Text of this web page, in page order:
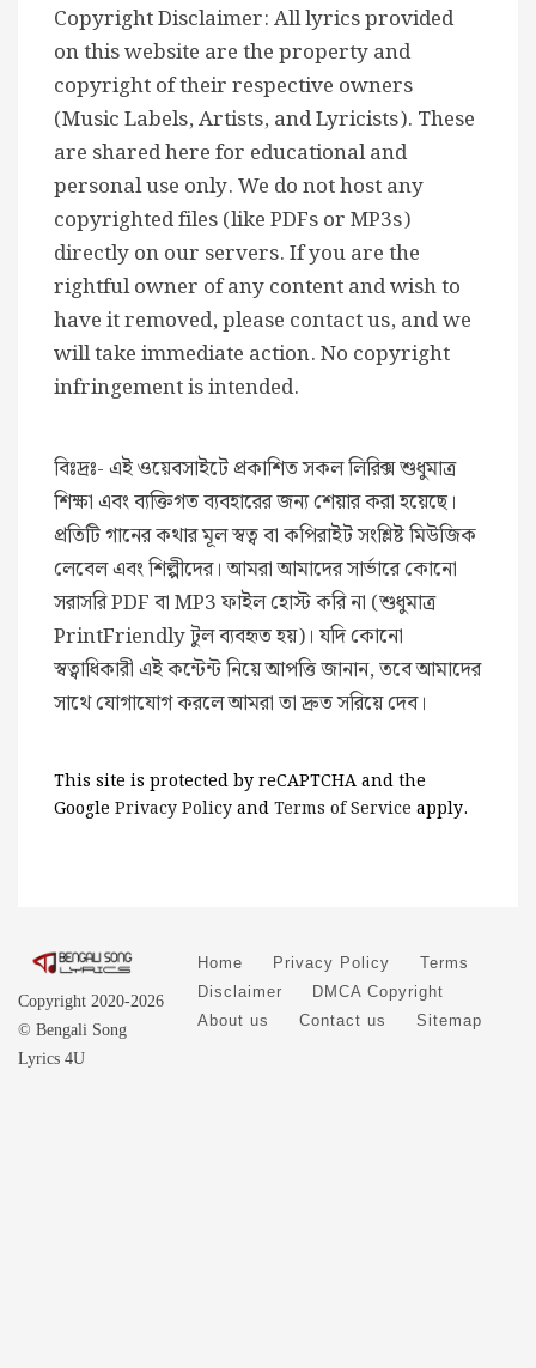
Copyright Disclaimer: All lyrics provided
on this website are the property and
copyright of their respective owners
(Music Labels, Artists, and Lyricists). These
are shared here for educational and
personal use only. We do not host any
copyrighted files (like PDFs or MP3s)
directly on our servers. If you are the
rightful owner of any content and wish to
have it removed, please contact us, and we
will take immediate action. No copyright
infringement is intended.
বিঃদ্রঃ- এই ওয়েবসাইটে প্রকাশিত সকল লিরিক্স শুধুমাত্র
শিক্ষা এবং ব্যক্তিগত ব্যবহারের জন্য শেয়ার করা হয়েছে।
প্রতিটি গানের কথার মূল স্বত্ব বা কপিরাইট সংশ্লিষ্ট মিউজিক
লেবেল এবং শিল্পীদের। আমরা আমাদের সার্ভারে কোনো
সরাসরি PDF বা MP3 ফাইল হোস্ট করি না (শুধুমাত্র
PrintFriendly টুল ব্যবহৃত হয়)। যদি কোনো
স্বত্বাধিকারী এই কন্টেন্ট নিয়ে আপত্তি জানান, তবে আমাদের
সাথে যোগাযোগ করলে আমরা তা দ্রুত সরিয়ে দেব।
This site is protected by reCAPTCHA and the
Google Privacy PolicyandTerms of Service apply.
Copyright 2020-2026
© Bengali Song
Lyrics 4U
Home Privacy Policy
Terms
Disclaimer
DMCA Copyright
About us
Contact us Sitemap